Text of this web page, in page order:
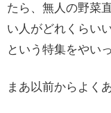
たら、無人の野菜
い人がどれくらい
という特集をやい
まあ以前からよく